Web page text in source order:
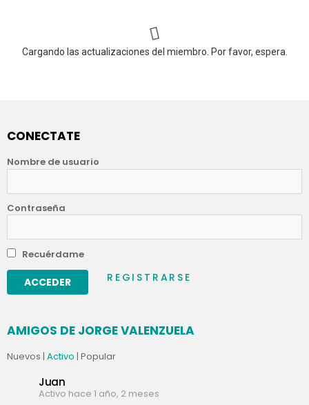
Cargando las actualizaciones del miembro. Por favor, espera.
CONECTATE
Nombre de usuario
Contraseña
Recuérdame
REGISTRARSE
AMIGOS DE JORGE VALENZUELA
Nuevos | Activo | Popular
Juan
Activo hace 1 año, 2 meses